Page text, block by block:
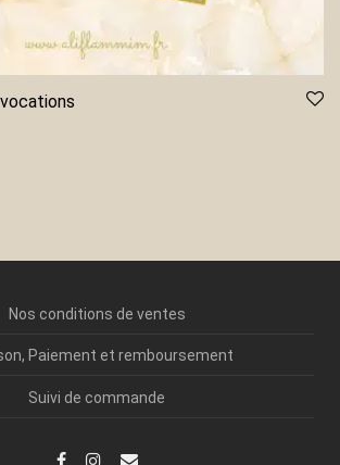
Nos conditions de ventes
Paiement et remboursement
Suivi de commande